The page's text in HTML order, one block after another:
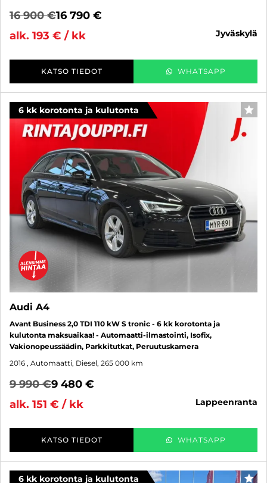
16 900 €16 790 €
alk. 193 € / kk
jyväskylä
KATSO TIEDOT WHATSAPP
6 kk korotonta ja kulutonta
Audi A4
Avant Business 2,0 TDI 110 kW S tronic - 6 kk korotonta ja
kulutonta maksuaikaa! - Automaatti-ilmastointi, Isofix,
Vakionopeussäädin, Parkkitutkat, Peruutuskamera
2016 , Automaatti, Diesel, 265 000 km
9 990 €9 480 €
alk. 151 € / kk
lappeenranta
KATSO TIEDOT WHATSAPP
6 kk korotonta ja kulutonta